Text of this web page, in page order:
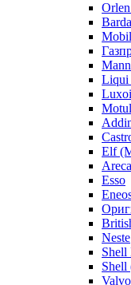
Elf
Esso
Neste
Shell